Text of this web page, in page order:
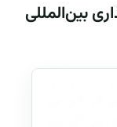
بین‌المللی